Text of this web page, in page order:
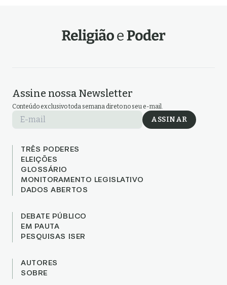
Assine nossa Newsletter
Conteúdo exclusivo toda semana direto no seu e-mail.
E-mail ASSINAR
TRÊS PODERES
ELEIÇÕES
GLOSSÁRIO
MONITORAMENTO LEGISLATIVO
DADOS ABERTOS
DEBATE PÚBLICO
EM PAUTA
PESQUISAS ISER
AUTORES
SOBRE